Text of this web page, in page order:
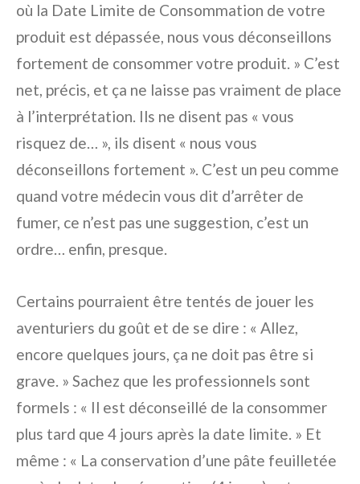
où la Date Limite de Consommation de votre
produit est dépassée, nous vous déconseillons
fortement de consommer votre produit. » C’est
net, précis, et ça ne laisse pas vraiment de place
à l’interprétation. Ils ne disent pas « vous
risquez de… », ils disent « nous vous
déconseillons fortement ». C’est un peu comme
quand votre médecin vous dit d’arrêter de
fumer, ce n’est pas une suggestion, c’est un
ordre… enfin, presque.
Certains pourraient être tentés de jouer les
aventuriers du goût et de se dire : « Allez,
encore quelques jours, ça ne doit pas être si
grave. » Sachez que les professionnels sont
formels : « Il est déconseillé de la consommer
plus tard que 4 jours après la date limite. » Et
même : « La conservation d’une pâte feuilletée